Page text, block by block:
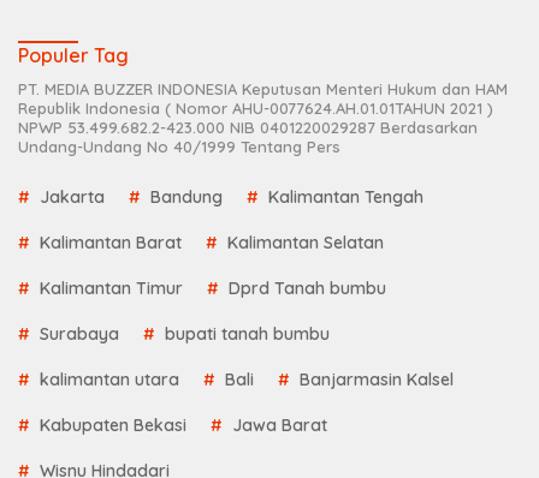
Populer Tag
PT. MEDIA BUZZER INDONESIA Keputusan Menteri Hukum dan HAM
Republik Indonesia ( Nomor AHU-0077624.AH.01.01TAHUN 2021 )
NPWP 53.499.682.2-423.000 NIB 0401220029287 Berdasarkan
Undang-Undang No 40/1999 Tentang Pers
Jakarta Bandung Kalimantan Tengah
Kalimantan Barat Kalimantan Selatan
Kalimantan Timur Dprd Tanah bumbu
Surabaya bupati tanah bumbu
kalimantan utara Bali Banjarmasin Kalsel
Kabupaten Bekasi Jawa Barat
Wisnu Hindadari